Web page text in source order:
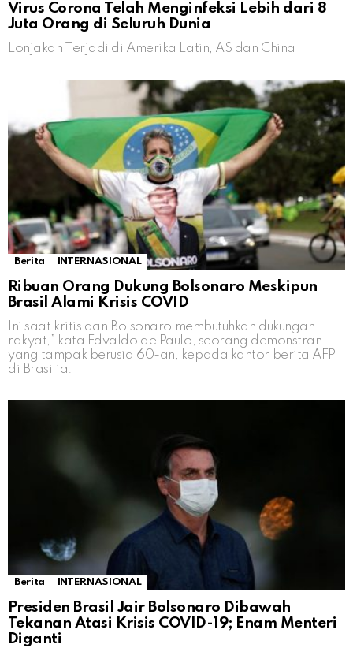
Virus Corona Telah Menginfeksi Lebih dari 8
Juta Orang di Seluruh Dunia
Lonjakan Terjadi di Amerika Latin, AS dan China
Berita INTERNASIONAL
Ribuan Orang Dukung Bolsonaro Meskipun
Brasil Alami Krisis COVID
Ini saat kritis dan Bolsonaro membutuhkan dukungan
rakyat,” kata Edvaldo de Paulo, seorang demonstran
yang tampak berusia 60-an, kepada kantor berita AFP
di Brasilia.
Berita INTERNASIONAL
Presiden Brasil Jair Bolsonaro Dibawah
Tekanan Atasi Krisis COVID-19; Enam Menteri
Diganti